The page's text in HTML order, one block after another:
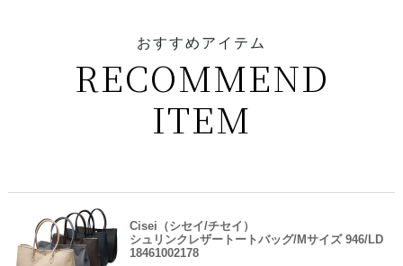
おすすめアイテム
RECOMMEND
ITEM
Cisei（シセイ/チセイ）
シュリンクレザートートバッグ/Mサイズ 946/LD
18461002178